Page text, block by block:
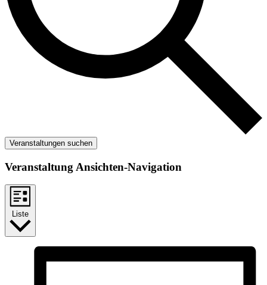
Veranstaltungen suchen
Veranstaltung Ansichten-Navigation
Liste